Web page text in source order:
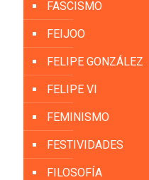
FASCISMO
FEIJOO
FELIPE GONZÁLEZ
FELIPE VI
FEMINISMO
FESTIVIDADES
FILOSOFÍA